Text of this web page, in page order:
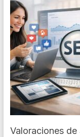
Valoraciones